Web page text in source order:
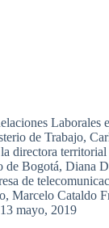
Laborales e
de Trabajo,
directora territorial
de Bogotá, Diana
de
Marcelo Cataldo
13 mayo, 2019